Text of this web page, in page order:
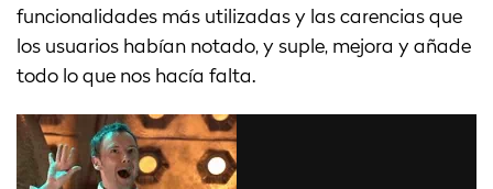
funcionalidades más utilizadas y las carencias que
los usuarios habían notado, y suple, mejora y añade
todo lo que nos hacía falta.